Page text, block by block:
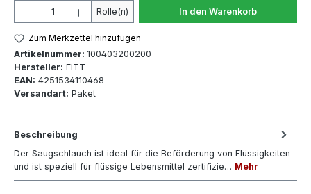
Produkt Anzahl: Gib den gewünschten Wert ein
Rolle(n) In den Warenkorb
Zum Merkzettel hinzufügen
Artikelnummer: 100403200200
Hersteller: FITT
EAN: 4251534110468
Versandart: Paket
Beschreibung
Der Saugschlauch ist ideal für die Beförderung von Flüssigkeiten
und ist speziell für flüssige Lebensmittel zertifizie… Mehr